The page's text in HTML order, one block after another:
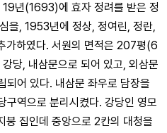
년(1693)에 효자 정려를 받은 정
을, 1953년에 정상, 정여린, 정란,
가하였다. 서원의 면적은 207평(6
당, 내삼문으로 되어 있고, 외삼문
되어 있다. 내삼문 좌우로 담장을
구역으로 분리시켰다. 강당인 영모
집인데 중앙으로 2칸의 대청을